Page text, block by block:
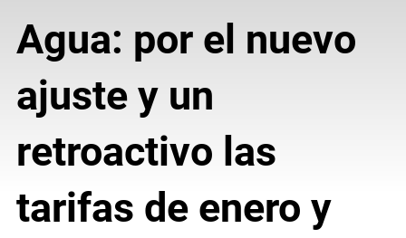
Agua: por el nuevo
ajuste y un
retroactivo las
tarifas de enero y